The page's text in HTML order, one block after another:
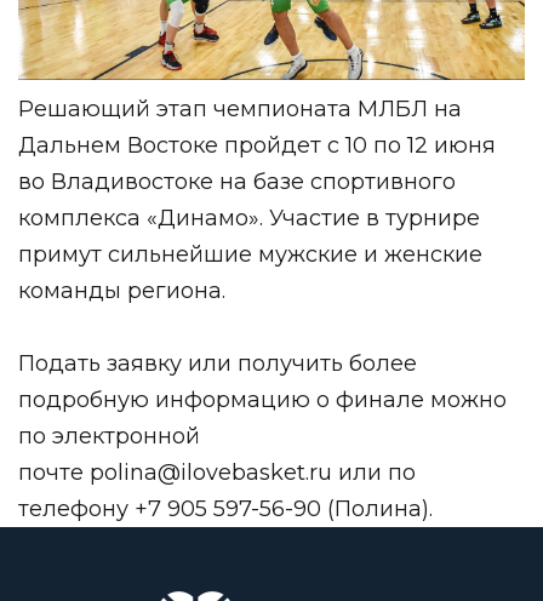
Решающий этап чемпионата МЛБЛ на
Дальнем Востоке пройдет с 10 по 12 июня
во Владивостоке на базе спортивного
комплекса «Динамо». Участие в турнире
примут сильнейшие мужские и женские
команды региона.
Подать заявку или получить более
подробную информацию о финале можно
по электронной
почте polina@ilovebasket.ru или по
телефону +7 905 597-56-90 (Полина).